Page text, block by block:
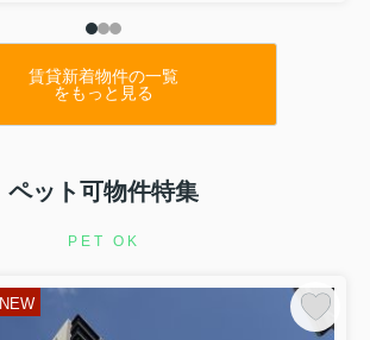
賃貸新着物件の一覧
をもっと見る
ペット可物件特集
PET OK
NEW